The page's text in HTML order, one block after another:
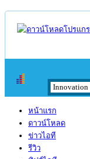
หน้าแรก
ดาวน์โหลด
ข่าวไอที
รีวิว